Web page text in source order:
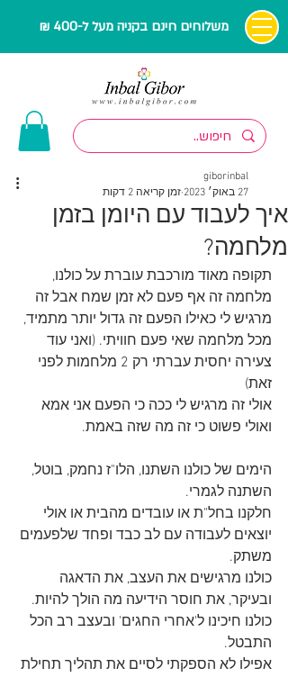
משלוחים חינם בקניה מעל ל-400 ₪
איך לעבוד עם היומן בזמן
מלחמה?
giborinbal
27 באוק׳ 2023
זמן קריאה 2 דקות
תקופה מאוד מורכבת עוברת על כולנו,
מלחמה זה אף פעם לא זמן שמח אבל זה
מרגיש לי כאילו הפעם זה גדול יותר מתמיד,
מכל מלחמה שאי פעם חוויתי. (ואני עוד
צעירה יחסית עברתי רק 2 מלחמות לפני
זאת)
אולי זה מרגיש לי ככה כי הפעם אני אמא
ואולי פשוט כי זה מה שזה באמת.
הימים של כולנו השתנו, הלו"ז נחמק, בוטל,
השתנה לגמרי.
חלקנו בחל"ת או עובדים מהבית או אולי
יוצאים לעבודה עם לב כבד ופחד שלפעמים
משתק.
כולנו מרגישים את העצב, את הדאגה
ובעיקר, את חוסר הידיעה מה הולך להיות.
כולנו חיכינו ל'אחרי החגים' ובעצב רב הכל
התבטל.
אפילו לא הספקתי לסיים את תהליך תחילת